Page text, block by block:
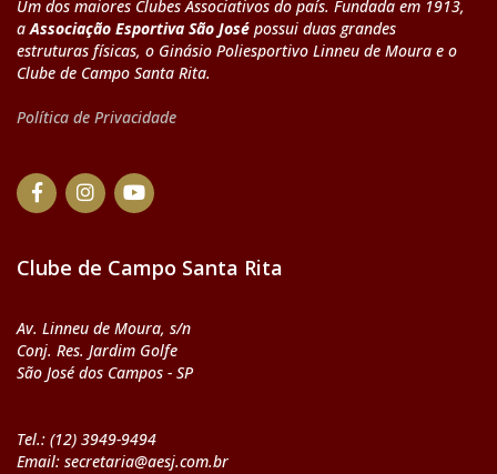
Um dos maiores Clubes Associativos do país. Fundada em 1913,
aAssociação Esportiva São José possui duas grandes
estruturas físicas, o Ginásio Poliesportivo Linneu de Moura e o
Clube de Campo Santa Rita.
Política de Privacidade
Clube de Campo Santa Rita
Av. Linneu de Moura, s/n
Conj. Res. Jardim Golfe
São José dos Campos - SP
Tel.: (12) 3949-9494
Email: secretaria@aesj.com.br